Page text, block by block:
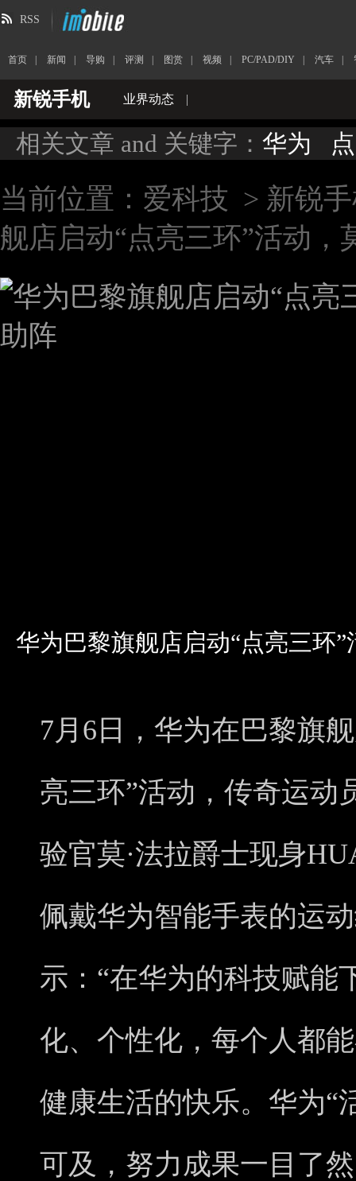
RSS
首页 新闻 导购 评测 图赏 视频 PC/PAD/DIY 汽车
新锐手机 业界动态 |
相关文章 and 关键字： 华为
当前位置： 爱科技 > 新锐
舰店启动“点亮三环”活动，
华为巴黎旗舰店启动“点亮三环
7月6日，华为在巴黎旗
亮三环”活动，传奇运动
验官莫·法拉爵士现身
佩戴华为智能手表的运
示：“在华为的科技赋能
化、个性化，每个人都
健康生活的快乐。华为“
可及，努力成果一目了